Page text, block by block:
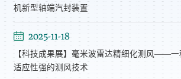
机新型轴端汽封装置
2025-11-18
【科技成果展】毫米波雷达精细化测风——一
适应性强的测风技术